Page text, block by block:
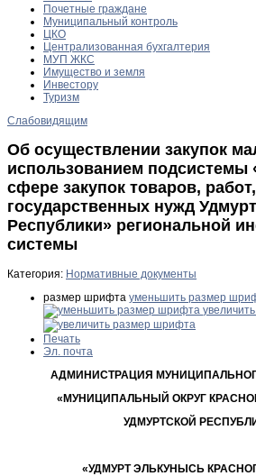
Почетные граждане
Муниципальный контроль
ЦКО
Централизованная бухгалтерия
МУП ЖКС
Имущество и земля
Инвестору
Туризм
Слабовидящим
Об осуществлении закупок
использованием подсистемы
сфере закупок товаров,
государственных нужд
Республики» региональной
системы
Категория: Нормативные документы
размер шрифта уменьшить размер
Печать
Эл. почта
АДМИНИСТРАЦИЯ
«МУНИЦИПАЛЬНЫЙ ОКРУГ
УДМУРТСКОЙ
«УДМУРТ ЭЛЬКУНЫСЬ